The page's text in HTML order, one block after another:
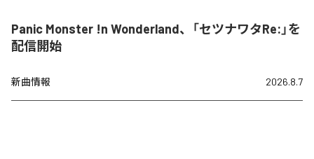
Panic Monster !n Wonderland、「セツナワタRe:」を
配信開始
新曲情報 2026.8.7